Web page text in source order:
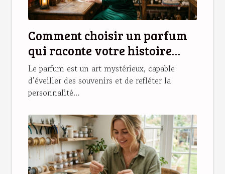
Comment choisir un parfum
qui raconte votre histoire
personnelle ?
Le parfum est un art mystérieux, capable
d’éveiller des souvenirs et de refléter la
personnalité...